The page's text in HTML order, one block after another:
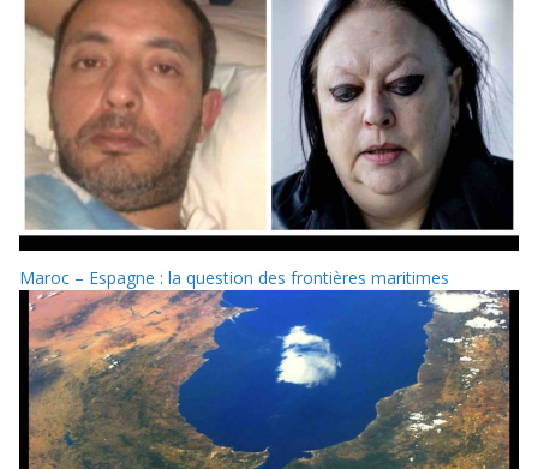
Maroc – Espagne : la question des frontières maritimes